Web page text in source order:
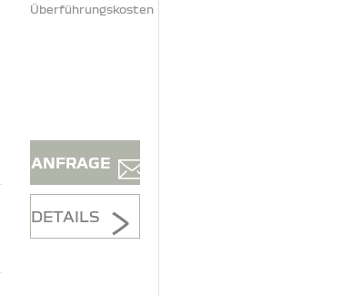
Überführungskosten
ANFRAGE
DETAILS